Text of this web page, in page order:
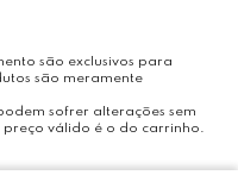
são exclusivos para
são meramente
sofrer alterações sem
preço válido é o do carrinho.